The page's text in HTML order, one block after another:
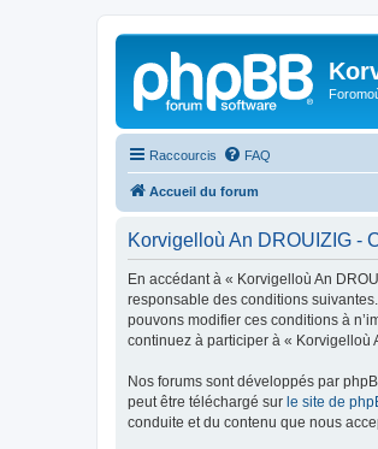
Raccourcis FAQ
Accueil du forum
Korvigelloù An DROUIZIG -
En accédant à « Korvigelloù An
responsable des conditions
pouvons modifier ces conditions à
continuez à participer à « Korvigelloù
Nos forums sont développés par
peut être téléchargé sur le site de
conduite et du contenu que nous